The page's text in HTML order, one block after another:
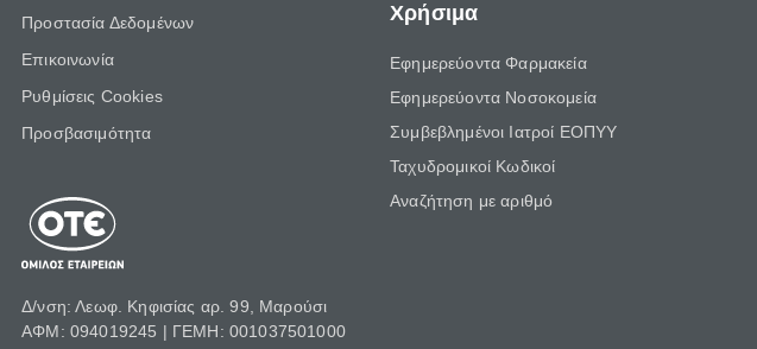
Προστασία Δεδομένων
Επικοινωνία
Ρυθμίσεις Cookies
Προσβασιμότητα
Δ/νση: Λεωφ. Κηφισίας αρ. 99, Μαρούσι
ΑΦΜ: 094019245 | ΓΕΜΗ: 001037501000
Χρήσιμα
Εφημερεύοντα Φαρμακεία
Εφημερεύοντα Νοσοκομεία
Συμβεβλημένοι Ιατροί ΕΟΠΥΥ
Ταχυδρομικοί Κωδικοί
Αναζήτηση με αριθμό